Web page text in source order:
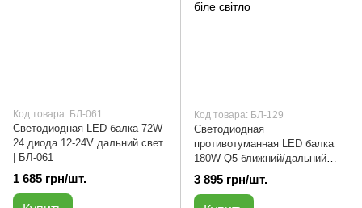
Код товара: БЛ-061
Светодиодная LED балка 72W
24 диода 12-24V дальний свет
| БЛ-061
1 685 грн/шт.
Код товара: БЛ-129
Светодиодная
противотуманная LED балка
180W Q5 ближний/дальний
белый свет | БЛ-129
3 895 грн/шт.